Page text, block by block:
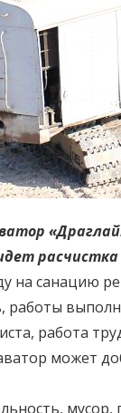
на санацию
работы
работа
может